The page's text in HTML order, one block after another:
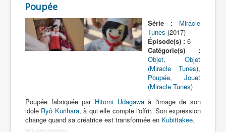
Épisode
Référence
Fanservice
Catégorie
Poupée
Série :
Miracle
Tunes (2017)
Épisode(s) :6
Catégorie(s) :
Objet, Objet
(Miracle Tunes),
Poupée, Jouet
(Miracle Tunes)
Poupée fabriquée par Hitomi Udagawaà l'image de son
idole Ryô Kurihara, à qui elle compte l'offrir. Son expression
change quand sa créatrice est transformée en Kubittakee.
More Joomla Extensions